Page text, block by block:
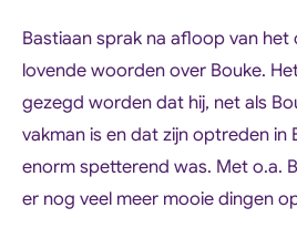
Bastiaan sprak na afloop van
lovende woorden over Bouke.
gezegd worden dat hij, net als
vakman is en dat zijn optreden in
enorm spetterend was. Met o.a.
er nog veel meer mooie dingen